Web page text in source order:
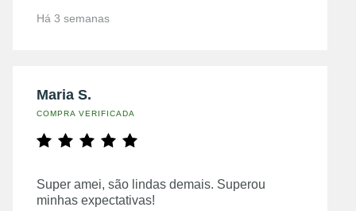
Há 3 semanas
Maria S.
COMPRA VERIFICADA
Super amei, são lindas demais. Superou
minhas expectativas!